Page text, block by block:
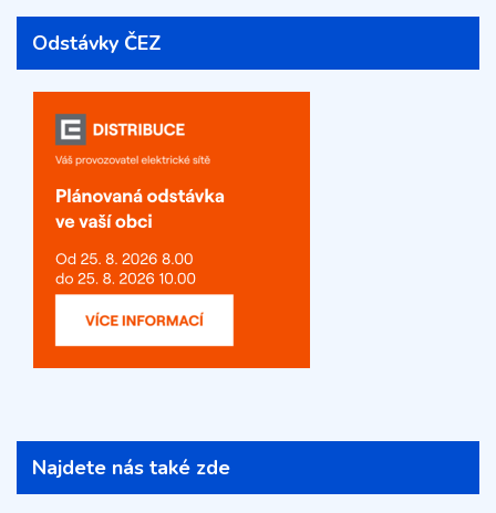
Odstávky ČEZ
Najdete nás také zde